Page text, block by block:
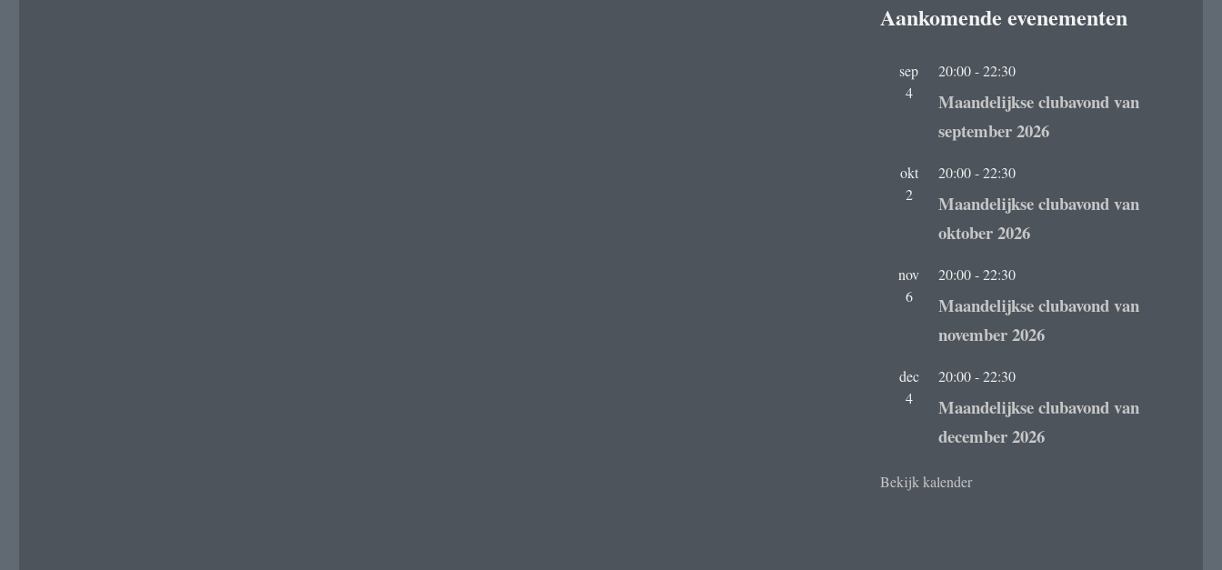
Aankomende evenementen
sep
4
20:00-22:30
Maandelijkse clubavond van
september 2026
okt
2
20:00-22:30
Maandelijkse clubavond van
oktober 2026
nov
6
20:00-22:30
Maandelijkse clubavond van
november 2026
dec
4
20:00-22:30
Maandelijkse clubavond van
december 2026
Bekijk kalender